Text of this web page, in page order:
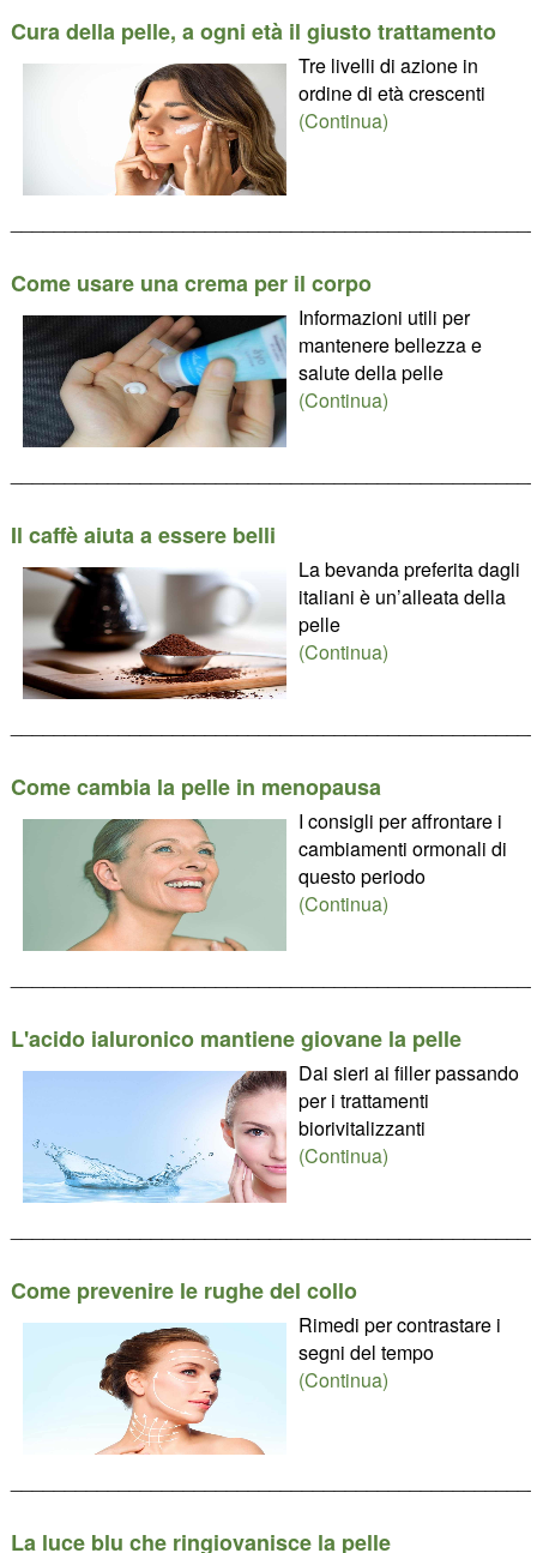
Cura della pelle, a ogni età il giusto trattamento
Tre livelli di azione in
ordine di età crescenti
(Continua)
Come usare una crema per il corpo
Informazioni utili per
mantenere bellezza e
salute della pelle
(Continua)
Il caffè aiuta a essere belli
La bevanda preferita dagli
italiani è un’alleata della
pelle
(Continua)
Come cambia la pelle in menopausa
I consigli per affrontare i
cambiamenti ormonali di
questo periodo
(Continua)
L'acido ialuronico mantiene giovane la pelle
Dai sieri ai filler passando
per i trattamenti
biorivitalizzanti
(Continua)
Come prevenire le rughe del collo
Rimedi per contrastare i
segni del tempo
(Continua)
La luce blu che ringiovanisce la pelle